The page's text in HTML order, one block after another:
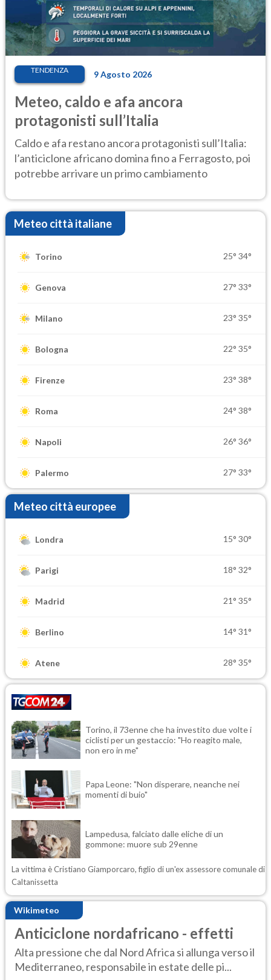
TENDENZA 9 Agosto 2026
Meteo, caldo e afa ancora
protagonisti sull’Italia
Caldo e afa restano ancora protagonisti sull’Italia:
l’anticiclone africano domina fino a Ferragosto, poi
potrebbe arrivare un primo cambiamento
Meteo città italiane
Torino 25° 34°
Genova 27° 33°
Milano 23° 35°
Bologna 22° 35°
Firenze 23° 38°
Roma 24° 38°
Napoli 26° 36°
Palermo 27° 33°
Meteo città europee
Londra 15° 30°
Parigi 18° 32°
Madrid 21° 35°
Berlino 14° 31°
Atene 28° 35°
Torino, il 73enne che ha investito due volte i
ciclisti per un gestaccio: "Ho reagito male,
non ero in me"
Papa Leone: "Non disperare, neanche nei
momenti di buio"
Lampedusa, falciato dalle eliche di un
gommone: muore sub 29enne
La vittima è Cristiano Giamporcaro, figlio di un'ex assessore comunale di
Caltanissetta
Wikimeteo
Anticiclone nordafricano - effetti
Alta pressione che dal Nord Africa si allunga verso il
Mediterraneo, responsabile in estate delle pi...